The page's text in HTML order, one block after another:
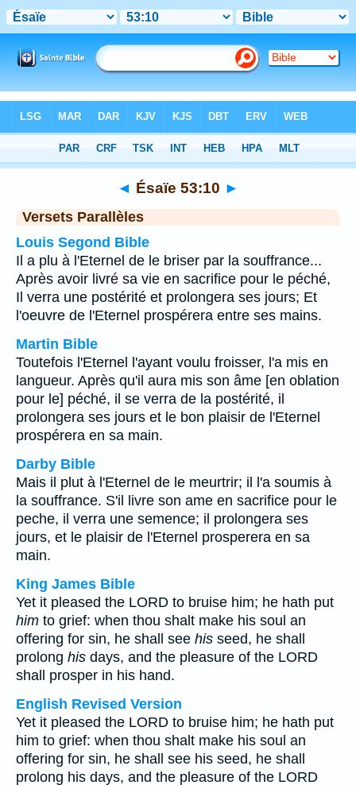
Chapitre 53> Verset 10
◄ Ésaïe 53:10 ►
Versets Parallèles
Louis Segond Bible
Il a plu à l'Eternel de le briser par la souffrance...
Après avoir livré sa vie en sacrifice pour le péché,
Il verra une postérité et prolongera ses jours; Et
l'oeuvre de l'Eternel prospérera entre ses mains.
Martin Bible
Toutefois l'Eternel l'ayant voulu froisser, l'a mis en
langueur. Après qu'il aura mis son âme [en oblation
pour le] péché, il se verra de la postérité, il
prolongera ses jours et le bon plaisir de l'Eternel
prospérera en sa main.
Darby Bible
Mais il plut à l'Eternel de le meurtrir; il l'a soumis à
la souffrance. S'il livre son ame en sacrifice pour le
peche, il verra une semence; il prolongera ses
jours, et le plaisir de l'Eternel prosperera en sa
main.
King James Bible
Yet it pleased the LORD to bruise him; he hath put
him to grief: when thou shalt make his soul an
offering for sin, he shall see his seed, he shall
prolong his days, and the pleasure of the LORD
shall prosper in his hand.
English Revised Version
Yet it pleased the LORD to bruise him; he hath put
him to grief: when thou shalt make his soul an
offering for sin, he shall see his seed, he shall
prolong his days, and the pleasure of the LORD